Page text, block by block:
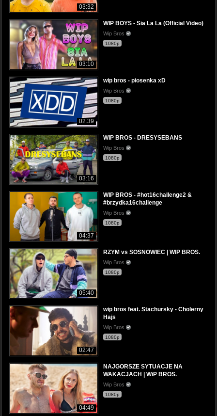
03:32
03:10
WIP BOYS - Sia La La (Official Video)
Wip Bros
1080p
02:39
wip bros - piosenka xD
Wip Bros
1080p
03:16
WIP BROS - DRESYSEBANS
Wip Bros
1080p
04:37
WIP BROS - #hot16challenge2 &
#brzydka16challenge
Wip Bros
1080p
05:40
RZYM vs SOSNOWIEC | WIP BROS.
Wip Bros
1080p
02:47
wip bros feat. Stachursky - Cholerny
Hajs
Wip Bros
1080p
04:49
NAJGORSZE SYTUACJE NA
WAKACJACH | WiP BROS.
Wip Bros
1080p